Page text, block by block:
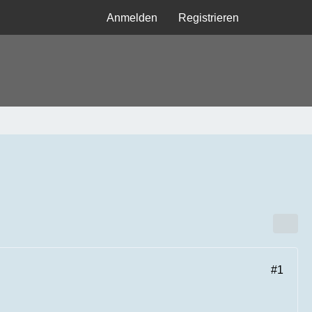
Anmelden Registrieren
#1